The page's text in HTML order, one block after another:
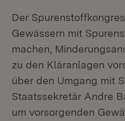
Der
Gewässern mit
machen,
zu den Kläranlagen
über den Umgang mit
Staatssekretär Andre
um vorsorgenden